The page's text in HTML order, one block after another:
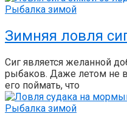
Рыбалка зимой
Зимняя ловля
Сиг является желанной
рыбаков. Даже летом не
его поймать, что
Рыбалка зимой